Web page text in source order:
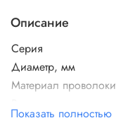
Описание
Серия
Диаметр, мм
Материал проволоки
Тип продукта
Показать полностью